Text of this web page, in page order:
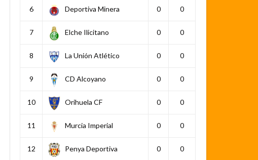
6 Deportiva Minera 0 0
7 Elche Ilicitano 0 0
8 La Unión Atlético 0 0
9 CD Alcoyano 0 0
10 Orihuela CF 0 0
11 Murcia Imperial 0 0
12 Penya Deportiva 0 0